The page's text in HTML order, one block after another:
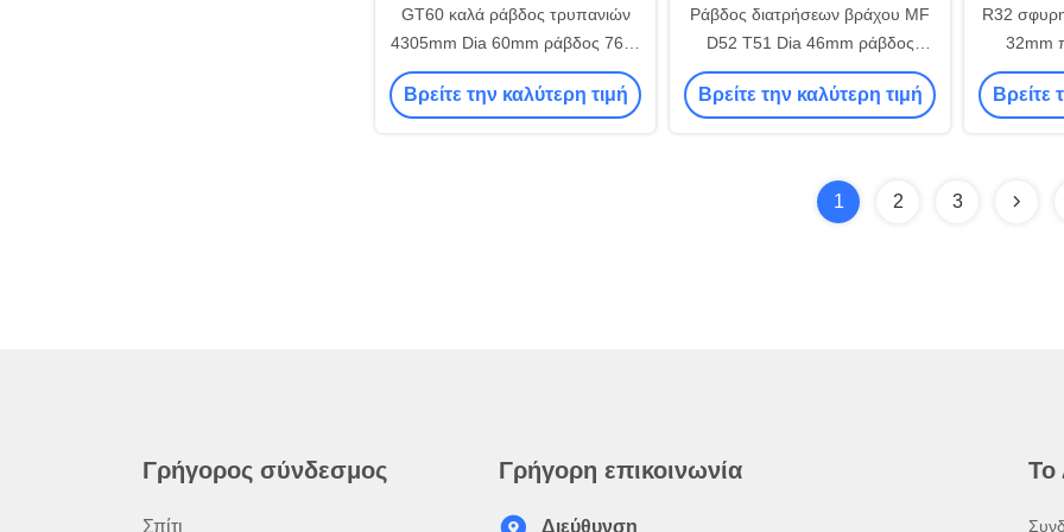
GT60 καλά ράβδος τρυπανιών
4305mm Dia 60mm ράβδος 76kg
MF για τον άτλαντα Furukawa
Βρείτε την καλύτερη τιμή
Ράβδος διατρήσεων βράχου MF
D52 T51 Dia 46mm ράβδος
τρυπανιών W1 1830mm
Βρείτε την καλύτερη τιμή
R32
32mm
ράβδος
Βρείτε
1 2 3
Γρήγορος σύνδεσμος
Σπίτι
Γρήγορη επικοινωνία
Διεύθυνση
Το